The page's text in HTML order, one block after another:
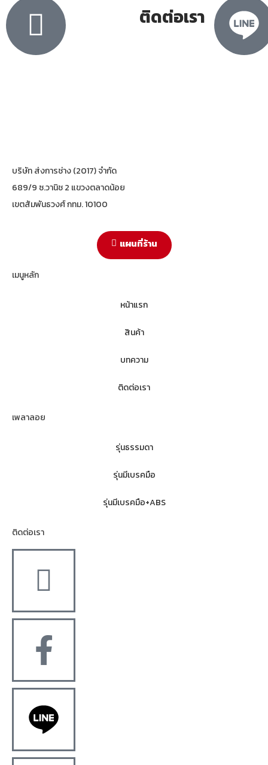
บริษัท ส่งการช่าง (2017) จำกัด
689/9 ซ.วานิช 2 แขวงตลาดน้อย
เขตสัมพันธวงศ์ กทม. 10100
แผนที่ร้าน
เมนูหลัก
หน้าแรก
สินค้า
บทความ
ติดต่อเรา
เพลาลอย
รุ่นธรรมดา
รุ่นมีเบรคมือ
รุ่นมีเบรคมือ+ABS
ติดต่อเรา
ติดต่อเรา